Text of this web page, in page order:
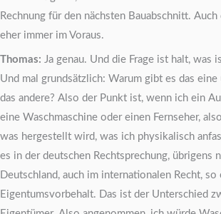
Rechnung für den nächsten Bauabschnitt.
eher immer im Voraus.
Thomas: Ja genau. Und die Frage ist halt, was
Und mal grundsätzlich: Warum gibt es das
das andere? Also der Punkt ist, wenn ich ein
eine Waschmaschine oder einen Fernseher,
was hergestellt wird, was ich physikalisch
es in der deutschen Rechtsprechung, übrigens
Deutschland, auch im internationalen Recht,
Eigentumsvorbehalt. Das ist der Unterschied